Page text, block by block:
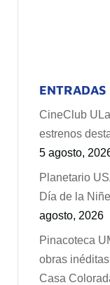
ENTRADAS
CineClub
estrenos
5 agosto,
Planetario
Día de la
agosto, 2026
Pinacoteca
obras
Casa